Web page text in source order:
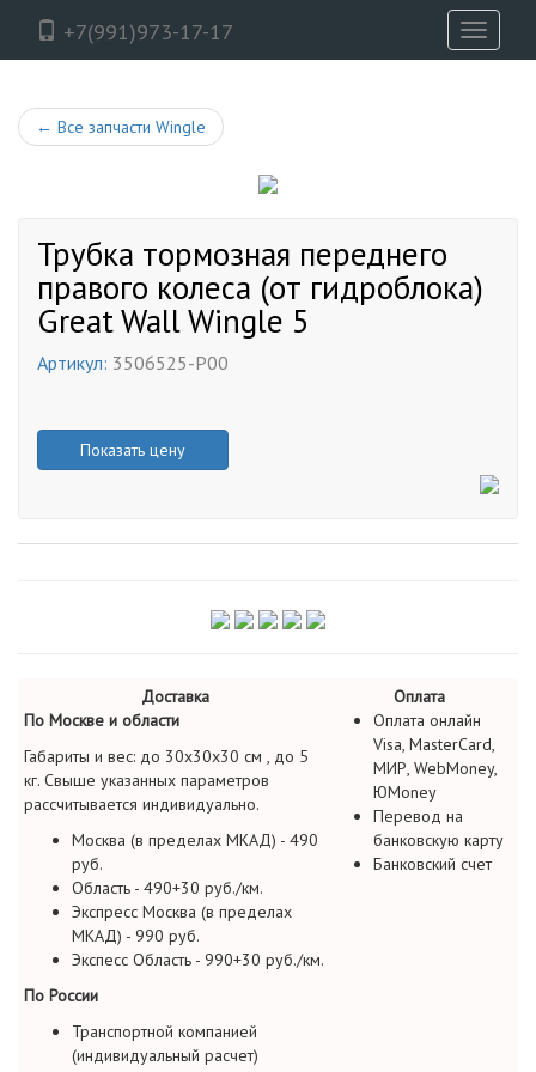
+7(991)973-17-17
Toggle
← Все запчасти Wingle
Трубка тормозная переднего
правого колеса (от гидроблока)
Great Wall Wingle 5
Артикул: 3506525-P00
Показать цену
Доставка
Оплата
По Москве и области
Габариты и вес: до 30х30х30 см , до 5
кг. Свыше указанных параметров
рассчитывается индивидуально.
Москва (в пределах МКАД) - 490
руб.
Область - 490+30 руб./км.
Экспресс Москва (в пределах
МКАД) - 990 руб.
Экспесс Область - 990+30 руб./км.
По России
Транспортной компанией
(индивидуальный расчет)
Оплата онлайн
Visa, MasterCard,
МИР, WebMoney,
ЮMoney
Перевод на
банковскую карту
Банковский счет